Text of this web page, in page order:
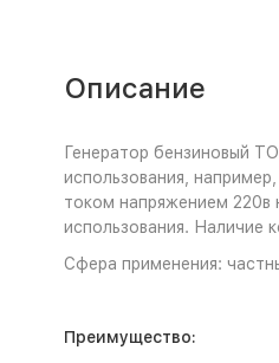
Описание
Генератор бензиновый
использования,
током напряжением 220в
использования. Наличие
Сфера применения:
Преимущество: